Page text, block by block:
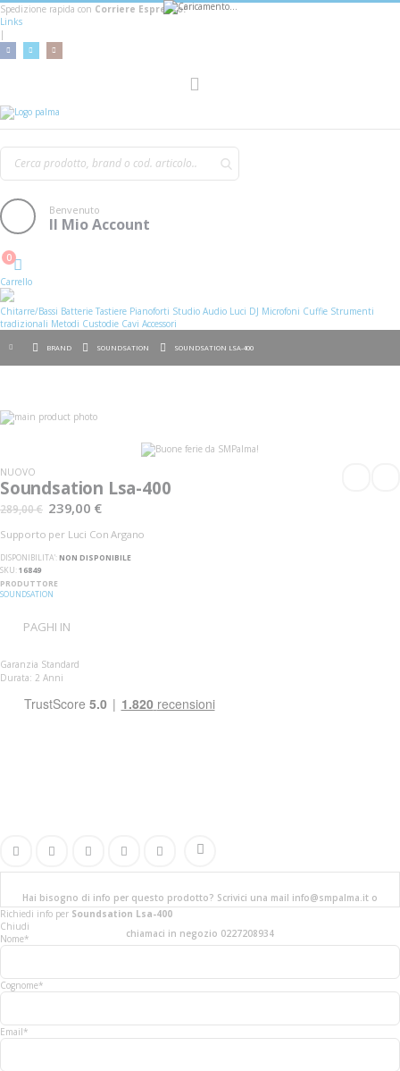
Spedizione rapida con Corriere Espresso!
Links
|
Benvenuto
Il Mio Account
Cart
0
Carrello
Chitarre/Bassi Batterie Tastiere Pianoforti Studio Audio Luci DJ Microfoni Cuffie Strumenti
tradizionali Metodi Custodie Cavi Accessori
BRAND SOUNDSATION SOUNDSATION LSA-400
Vai
alla
galleria
di
immagini
galleria
di
immagini
NUOVO
Soundsation Lsa-400
289,00 € 239,00 €
Supporto per Luci Con Argano
DISPONIBILITA':NON DISPONIBILE
SKU 16849
PRODUTTORE
SOUNDSATION
PAGHI IN
Garanzia Standard
Durata: 2 Anni
Hai bisogno di info per questo prodotto? Scrivici una mail info@smpalma.it o
chiamaci in negozio 0227208934
Richiedi info per Soundsation Lsa-400
Chiudi
Nome*
Cognome*
Email*